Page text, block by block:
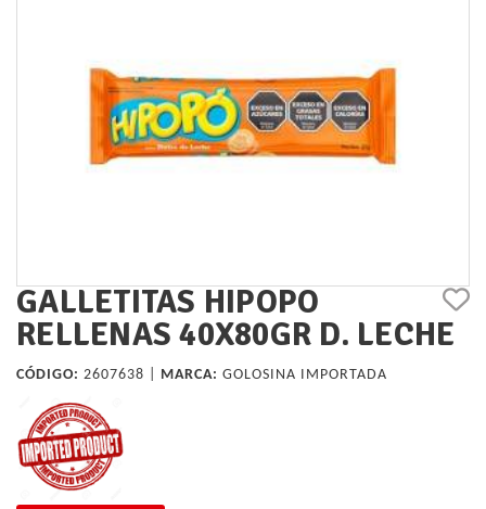
GALLETITAS HIPOPO
RELLENAS 40X80GR D. LECHE
CÓDIGO: 2607638 | MARCA: GOLOSINA IMPORTADA